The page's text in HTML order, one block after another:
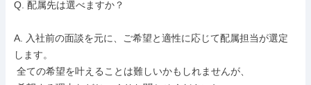
Q. 配属先は選べますか？
A. 入社前の面談を元に、ご希望と適性に応じて配属担当が選定
します。